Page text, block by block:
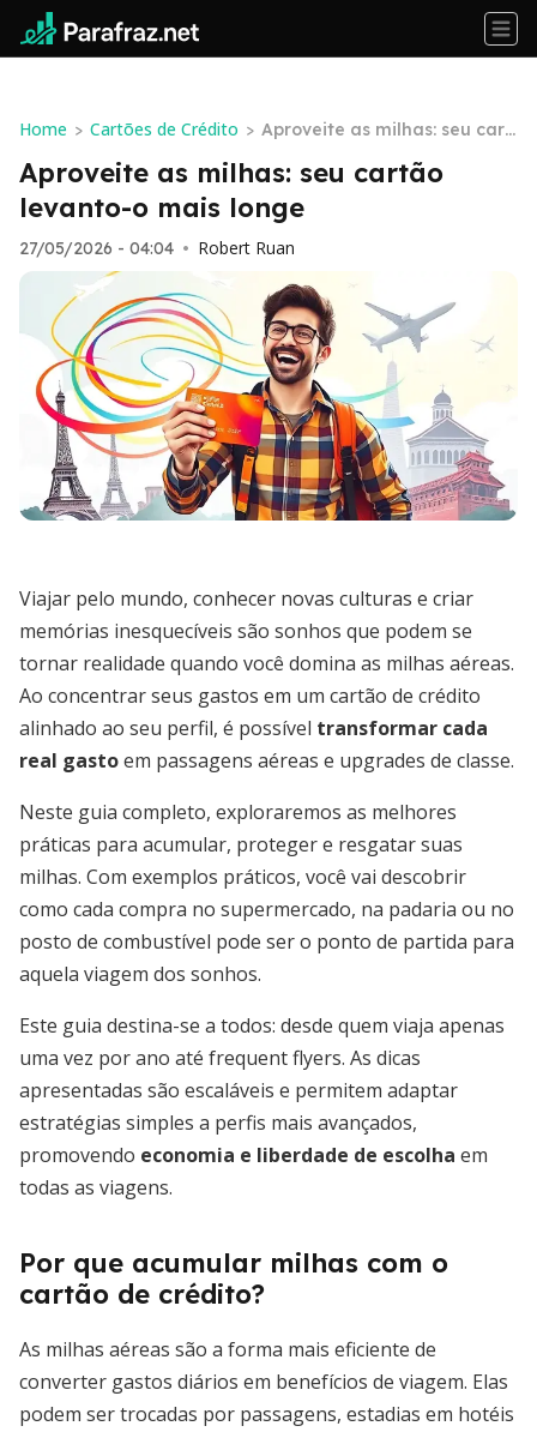
Home > Cartões de Crédito > Aproveite as milhas: seu cart
ão levanto-o mais longe
Aproveite as milhas: seu cartão
levanto-o mais longe
27/05/2026 - 04:04 • Robert Ruan
Viajar pelo mundo, conhecer novas culturas e criar
memórias inesquecíveis são sonhos que podem se
tornar realidade quando você domina as milhas aéreas.
Ao concentrar seus gastos em um cartão de crédito
alinhado ao seu perfil, é possível transformar cada
real gastoem passagens aéreas e upgrades de classe.
Neste guia completo, exploraremos as melhores
práticas para acumular, proteger e resgatar suas
milhas. Com exemplos práticos, você vai descobrir
como cada compra no supermercado, na padaria ou no
posto de combustível pode ser o ponto de partida para
aquela viagem dos sonhos.
Este guia destina-se a todos: desde quem viaja apenas
uma vez por ano até frequent flyers. As dicas
apresentadas são escaláveis e permitem adaptar
estratégias simples a perfis mais avançados,
promovendo economia e liberdade de escolha em
todas as viagens.
Por que acumular milhas com o
cartão de crédito?
As milhas aéreas são a forma mais eficiente de
converter gastos diários em benefícios de viagem. Elas
podem ser trocadas por passagens, estadias em hotéis